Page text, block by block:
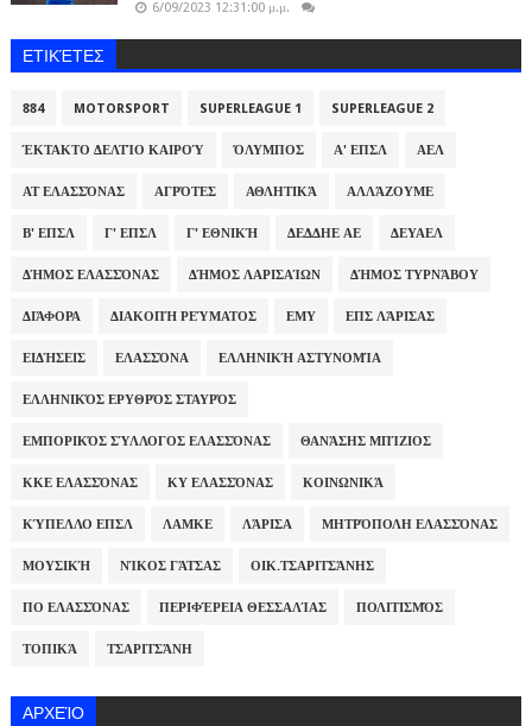
6/09/2023 12:31:00 μ.μ.
ΕΤΙΚΈΤΕΣ
884 MOTORSPORT SUPERLEAGUE 1 SUPERLEAGUE 2
ΈΚΤΑΚΤΟ ΔΕΛΤΊΟ ΚΑΙΡΟΎ ΌΛΥΜΠΟΣ Α' ΕΠΣΛ ΑΕΛ
ΑΤ ΕΛΑΣΣΌΝΑΣ ΑΓΡΌΤΕΣ ΑΘΛΗΤΙΚΆ ΑΛΛΆΖΟΥΜΕ
Β' ΕΠΣΛ Γ' ΕΠΣΛ Γ' ΕΘΝΙΚΉ ΔΕΔΔΗΕ ΑΕ ΔΕΥΑΕΛ
ΔΉΜΟΣ ΕΛΑΣΣΌΝΑΣ ΔΉΜΟΣ ΛΑΡΙΣΑΊΩΝ ΔΉΜΟΣ ΤΥΡΝΆΒΟΥ
ΔΙΆΦΟΡΑ ΔΙΑΚΟΠΉ ΡΕΎΜΑΤΟΣ ΕΜΥ ΕΠΣ ΛΆΡΙΣΑΣ
ΕΙΔΉΣΕΙΣ ΕΛΑΣΣΌΝΑ ΕΛΛΗΝΙΚΉ ΑΣΤΥΝΟΜΊΑ
ΕΛΛΗΝΙΚΌΣ ΕΡΥΘΡΌΣ ΣΤΑΥΡΌΣ
ΕΜΠΟΡΙΚΌΣ ΣΎΛΛΟΓΟΣ ΕΛΑΣΣΌΝΑΣ ΘΑΝΆΣΗΣ ΜΠΊΖΙΟΣ
ΚΚΕ ΕΛΑΣΣΌΝΑΣ ΚΥ ΕΛΑΣΣΌΝΑΣ ΚΟΙΝΩΝΙΚΆ
ΚΎΠΕΛΛΟ ΕΠΣΛ ΛΑΜΚΕ ΛΆΡΙΣΑ ΜΗΤΡΌΠΟΛΗ ΕΛΑΣΣΌΝΑΣ
ΜΟΥΣΙΚΉ ΝΊΚΟΣ ΓΆΤΣΑΣ ΟΙΚ.ΤΣΑΡΙΤΣΆΝΗΣ
ΠΟ ΕΛΑΣΣΌΝΑΣ ΠΕΡΙΦΈΡΕΙΑ ΘΕΣΣΑΛΊΑΣ ΠΟΛΙΤΙΣΜΌΣ
ΤΟΠΙΚΆ ΤΣΑΡΙΤΣΆΝΗ
ΑΡΧΕΊΟ